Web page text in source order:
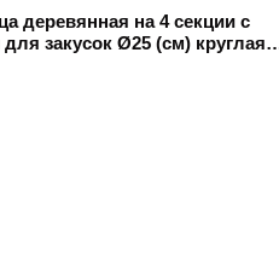
деревянная на 4 секции с
закусок Ø25 (см) круглая